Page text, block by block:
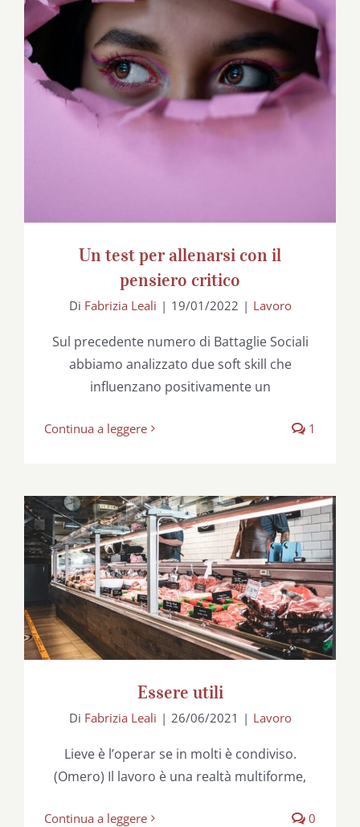
Un test per allenarsi con il pensiero
critico
Un test per allenarsi con il
pensiero critico
Di Fabrizia Leali | 19/01/2022 | Lavoro
Sul precedente numero di Battaglie Sociali
abbiamo analizzato due soft skill che
influenzano positivamente un
Continua a leggere 1
Essere utili
Essere utili
Di Fabrizia Leali | 26/06/2021 | Lavoro
Lieve è l’operar se in molti è condiviso.
(Omero) Il lavoro è una realtà multiforme,
Continua a leggere 0